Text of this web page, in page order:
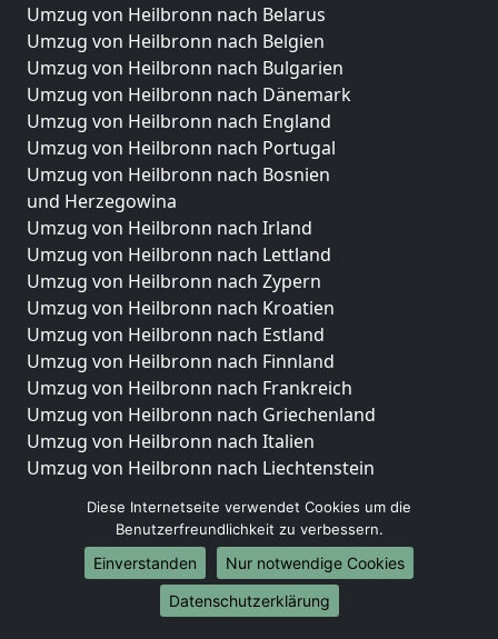
Umzug von Heilbronn nach Belarus
Umzug von Heilbronn nach Belgien
Umzug von Heilbronn nach Bulgarien
Umzug von Heilbronn nach Dänemark
Umzug von Heilbronn nach England
Umzug von Heilbronn nach Portugal
Umzug von Heilbronn nach Bosnien
und Herzegowina
Umzug von Heilbronn nach Irland
Umzug von Heilbronn nach Lettland
Umzug von Heilbronn nach Zypern
Umzug von Heilbronn nach Kroatien
Umzug von Heilbronn nach Estland
Umzug von Heilbronn nach Finnland
Umzug von Heilbronn nach Frankreich
Umzug von Heilbronn nach Griechenland
Umzug von Heilbronn nach Italien
Umzug von Heilbronn nach Liechtenstein
Umzug von Heilbronn nach Niederlande
Umzug von Heilbronn nach Norwegen
Umzüge-Deutschlandweit
Diese Internetseite verwendet Cookies um die
Benutzerfreundlichkeit zu verbessern.
Einverstanden
Nur notwendige Cookies
Datenschutzerklärung